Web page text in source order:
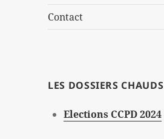
Contact
LES DOSSIERS CHAUDS
Elections CCPD 2024